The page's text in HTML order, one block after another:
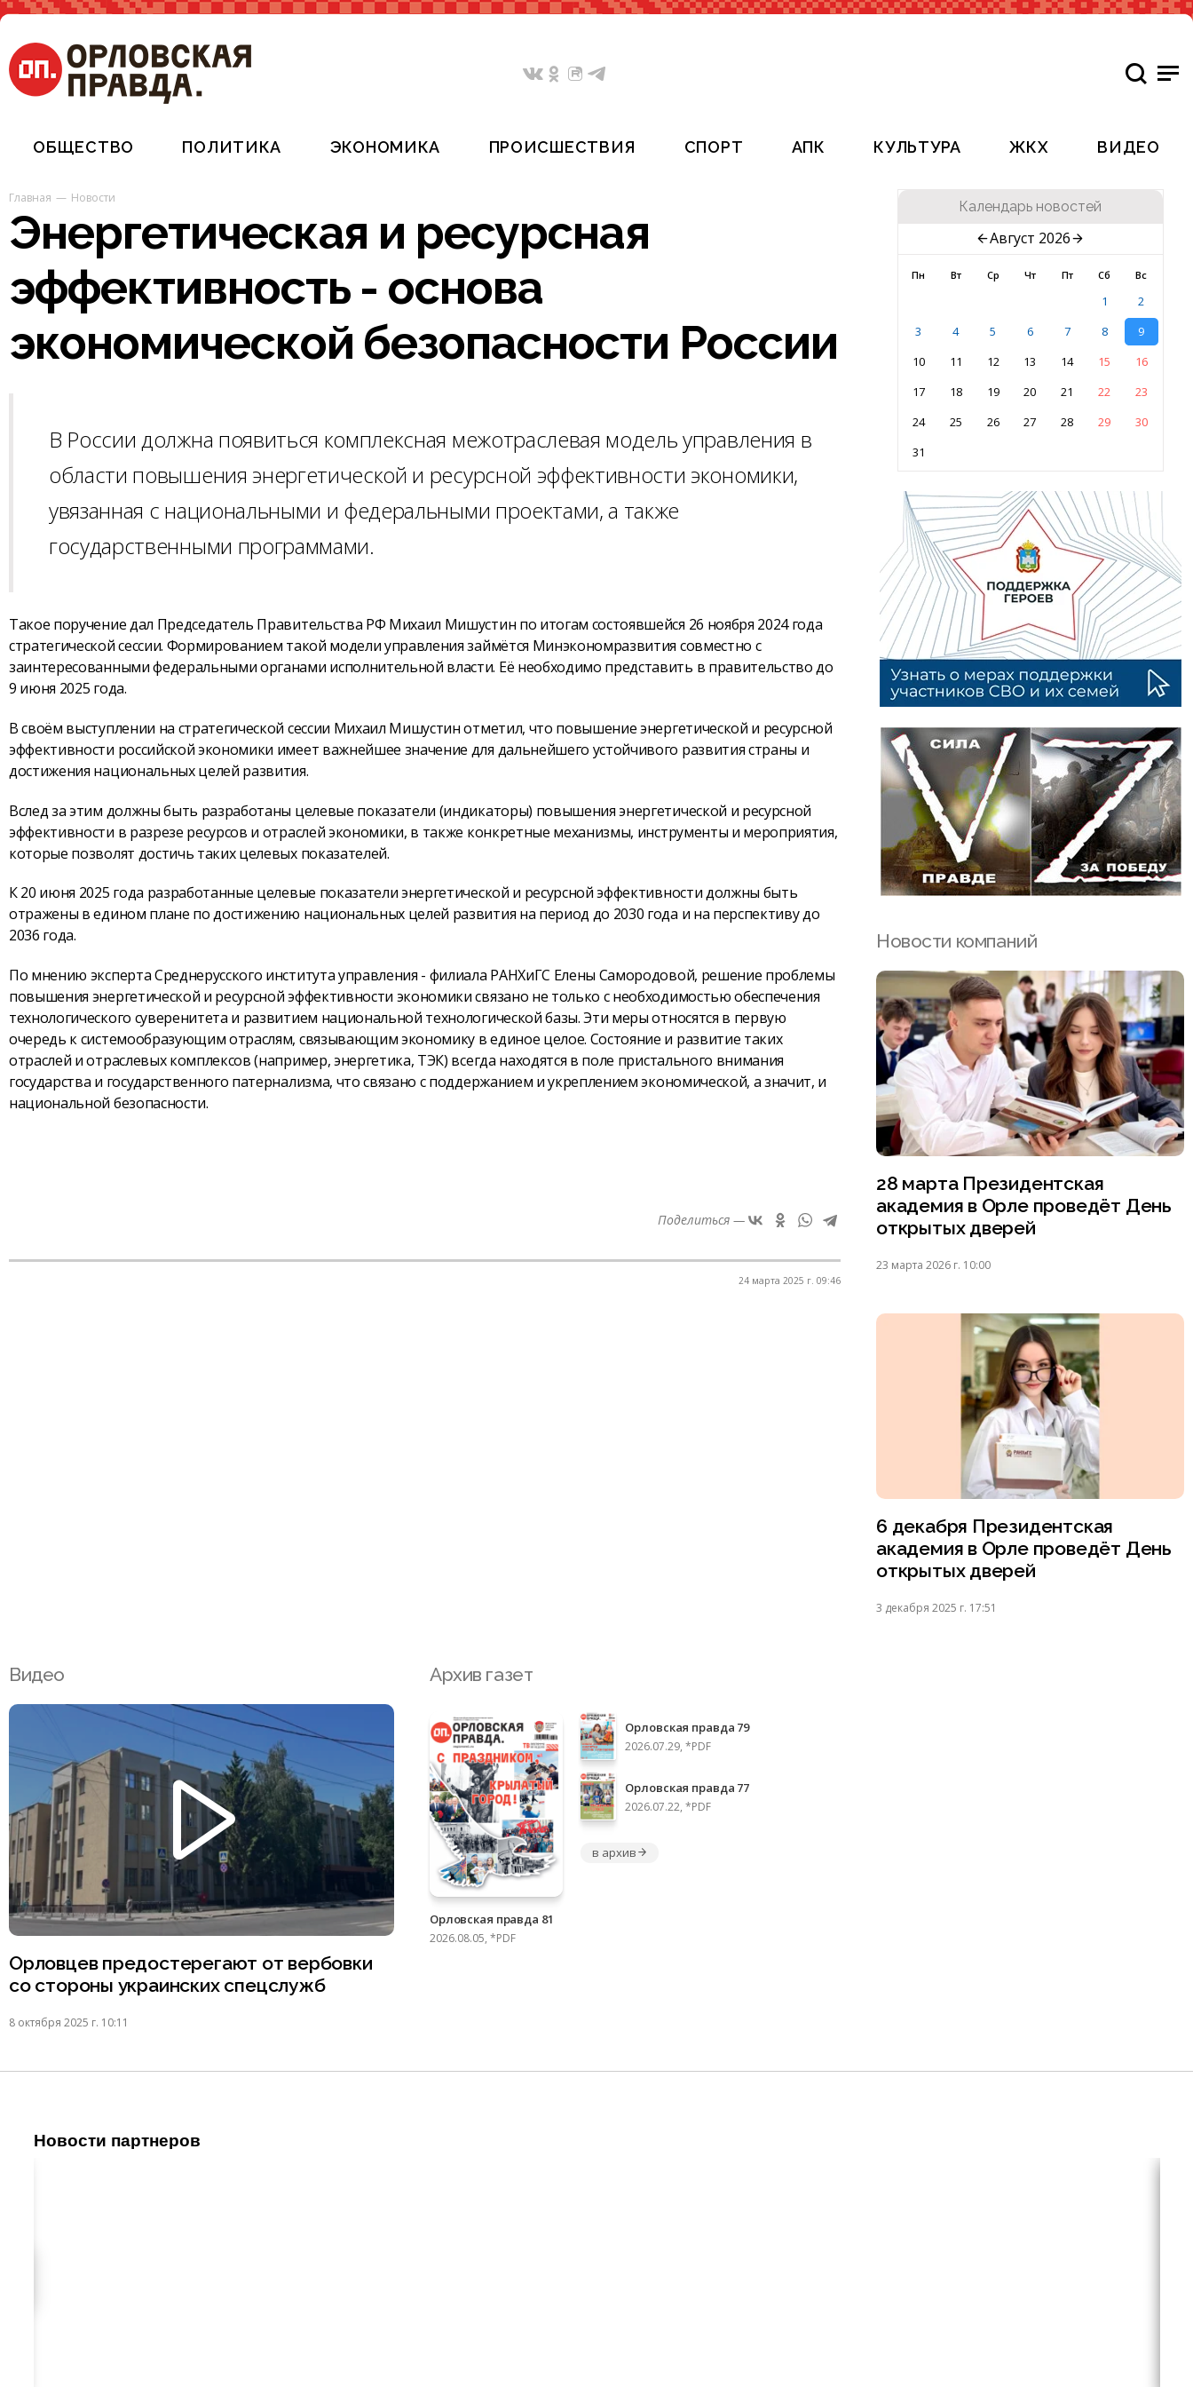
ОБЩЕСТВО ПОЛИТИКА ЭКОНОМИКА ПРОИСШЕСТВИЯ СПОРТ АПК КУЛЬТУРА ЖКХ ВИДЕО
Главная Новости
Энергетическая и ресурсная
эффективность - основа
экономической безопасности России
В России должна появиться комплексная межотраслевая модель управления в
области повышения энергетической и ресурсной эффективности экономики,
увязанная с национальными и федеральными проектами, а также
государственными программами.
Такое поручение дал Председатель Правительства РФ Михаил Мишустин по итогам состоявшейся 26 ноября 2024 года
стратегической сессии. Формированием такой модели управления займётся Минэкономразвития совместно с
заинтересованными федеральными органами исполнительной власти. Её необходимо представить в правительство до
9 июня 2025 года.
В своём выступлении на стратегической сессии Михаил Мишустин отметил, что повышение энергетической и ресурсной
эффективности российской экономики имеет важнейшее значение для дальнейшего устойчивого развития страны и
достижения национальных целей развития.
Вслед за этим должны быть разработаны целевые показатели (индикаторы) повышения энергетической и ресурсной
эффективности в разрезе ресурсов и отраслей экономики, в также конкретные механизмы, инструменты и мероприятия,
которые позволят достичь таких целевых показателей.
К 20 июня 2025 года разработанные целевые показатели энергетической и ресурсной эффективности должны быть
отражены в едином плане по достижению национальных целей развития на период до 2030 года и на перспективу до
2036 года.
По мнению эксперта Среднерусского института управления - филиала РАНХиГС Елены Самородовой, решение проблемы
повышения энергетической и ресурсной эффективности экономики связано не только с необходимостью обеспечения
технологического суверенитета и развитием национальной технологической базы. Эти меры относятся в первую
очередь к системообразующим отраслям, связывающим экономику в единое целое. Состояние и развитие таких
отраслей и отраслевых комплексов (например, энергетика, ТЭК) всегда находятся в поле пристального внимания
государства и государственного патернализма, что связано с поддержанием и укреплением экономической, а значит, и
национальной безопасности.
Поделиться —
24 марта 2025 г. 09:46
Календарь новостей
Август 2026
Пн Вт Ср Чт Пт Сб Вс
1
2
3
4 5 6 7 8
9
10
11 12 13 14 15
16
17
18 19 20 21 22
23
24
25 26 27 28 29
30
31
Новости компаний
28 марта Президентская
академия в Орле проведёт День
открытых дверей
23 марта 2026 г. 10:00
6 декабря Президентская
академия в Орле проведёт День
открытых дверей
3 декабря 2025 г. 17:51
Видео
Орловцев предостерегают от вербовки
со стороны украинских спецслужб
8 октября 2025 г. 10:11
Архив газет
Орловская правда 81
2026.08.05, *PDF
Орловская правда 79
2026.07.29, *PDF
Орловская правда 77
2026.07.22, *PDF
в архив
Новости партнеров